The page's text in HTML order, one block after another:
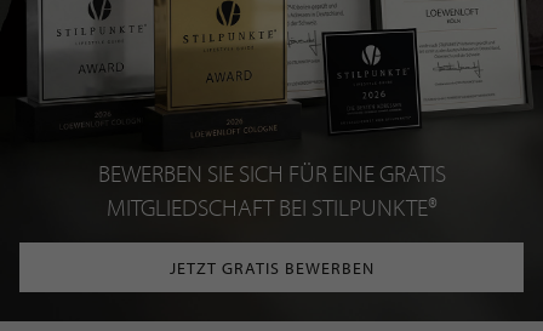
BEWERBEN SIE SICH FÜR EINE GRATIS
MITGLIEDSCHAFT BEI STILPUNKTE®
JETZT GRATIS BEWERBEN